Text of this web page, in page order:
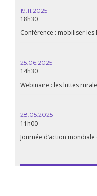
19.11.2025
18h30
Conférence : mobiliser les
25.06.2025
14h30
Webinaire : les luttes
28.05.2025
11h00
Journée d’action